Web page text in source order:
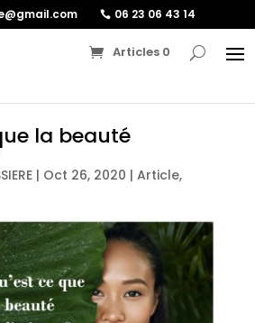
06 23 06 43 14
Articles 0
la beauté
| Oct 26, 2020 | Article,